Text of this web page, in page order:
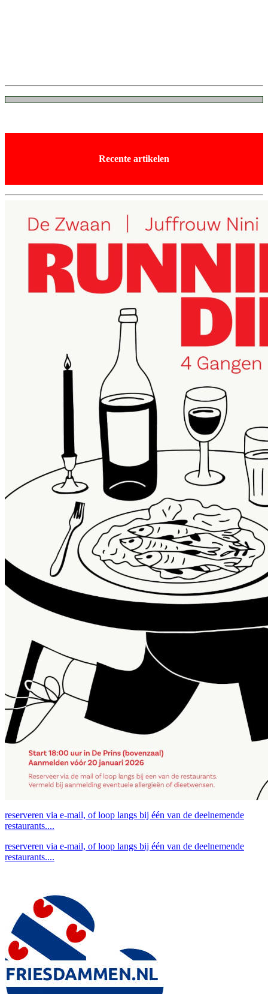
Recente artikelen
reserveren via e-mail, of loop langs bij één van de deelnemende
restaurants....
reserveren via e-mail, of loop langs bij één van de deelnemende
restaurants....